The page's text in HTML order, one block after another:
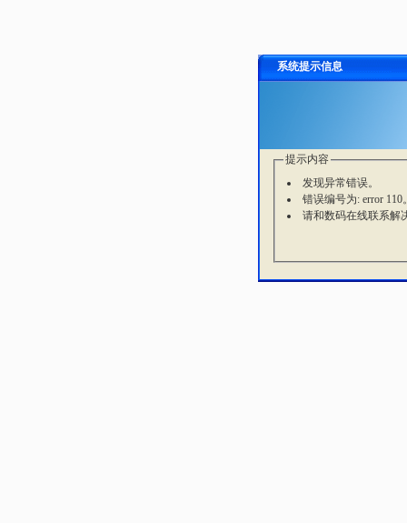
系统提示信息
提示内容
发现异常错误。
错误编号为: error 110
请和数码在线联系解